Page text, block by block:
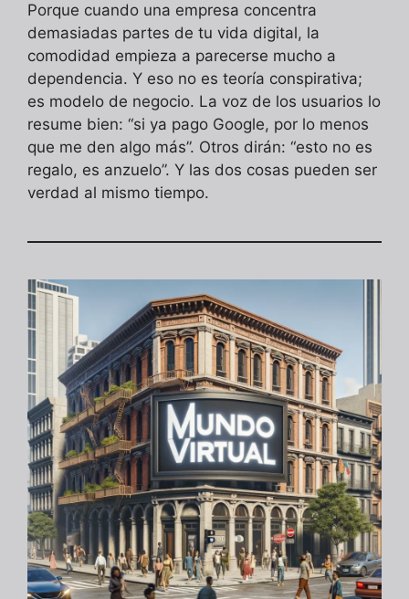
Porque cuando una empresa concentra
demasiadas partes de tu vida digital, la
comodidad empieza a parecerse mucho a
dependencia. Y eso no es teoría conspirativa;
es modelo de negocio. La voz de los usuarios lo
resume bien: “si ya pago Google, por lo menos
que me den algo más”. Otros dirán: “esto no es
regalo, es anzuelo”. Y las dos cosas pueden ser
verdad al mismo tiempo.